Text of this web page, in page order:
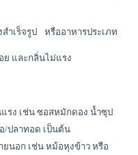
เร็จรูป หรืออาหารประเภท
ย และกลิ่นไม่แรง
รง เช่น ซอสหมักดอง น้ำซุป
/ปลาทอด เป็นต้น
นอก เช่น หม้อหุงข้าว หรือ